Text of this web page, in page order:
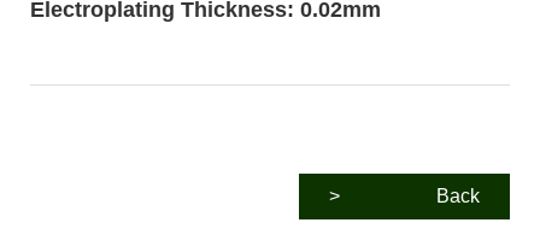
Electroplating Thickness: ​0.02mm
> Back